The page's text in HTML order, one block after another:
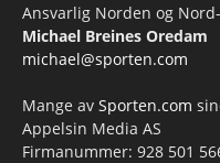
Ansvarlig Norden og
Michael Breines Oredam
michael@sporten.com
Mange av Sporten.com
Appelsin Media AS
Firmanummer: 928 501